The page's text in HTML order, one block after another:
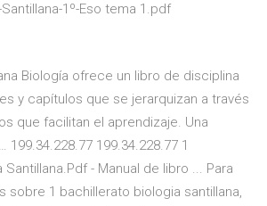
1º-Eso tema 1.pdf
Biología ofrece un libro de disciplina
y capítulos que se jerarquizan a través
que facilitan el aprendizaje. Una
199.34.228.77 1
- Manual de libro ... Para
sobre 1 bachillerato biologia santillana,